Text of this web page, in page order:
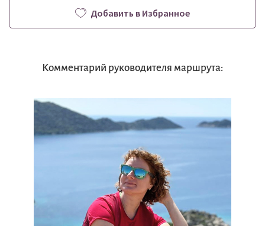
Добавить в Избранное
Комментарий руководителя маршрута: